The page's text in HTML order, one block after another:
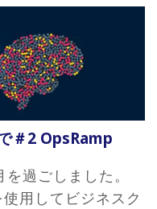
＃2 OpsRamp
過ごしました。
用してビジネスク